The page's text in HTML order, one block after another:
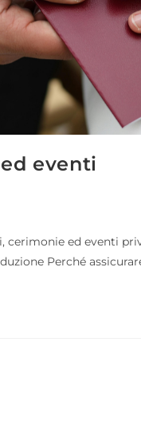
eventi
cerimonie ed eventi
Perché